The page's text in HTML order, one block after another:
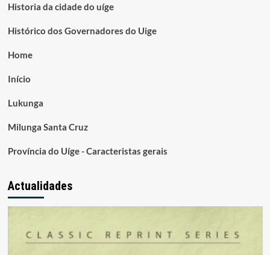
Historia da cidade do uíge
Histórico dos Governadores do Uige
Home
Início
Lukunga
Milunga Santa Cruz
Província do Uíge - Caracteristas gerais
Actualidades